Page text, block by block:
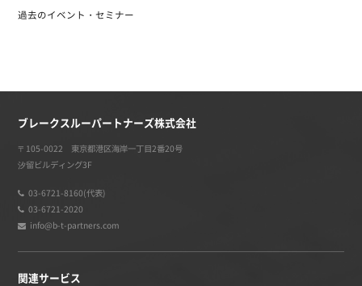
過去のイベント・セミナー
ブレークスルーパートナーズ株式会社
〒105-0022 東京都港区海岸一丁目2番20号
汐留ビルディング3F
03-6721-8160(代表)
03-6721-2020
info@b-t-partners.com
関連サービス